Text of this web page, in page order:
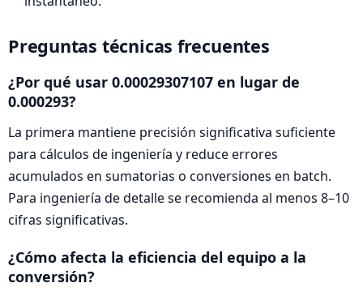
Preguntas técnicas frecuentes
¿Por qué usar 0.00029307107 en lugar de
0.000293?
La primera mantiene precisión significativa suficiente
para cálculos de ingeniería y reduce errores
acumulados en sumatorias o conversiones en batch.
Para ingeniería de detalle se recomienda al menos 8–10
cifras significativas.
¿Cómo afecta la eficiencia del equipo a la
conversión?